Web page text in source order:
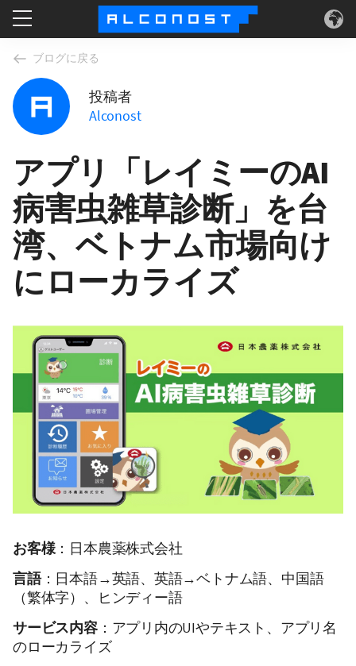
サービス
ユースケース
テクノロジー
会社情報
ブログに戻る
投稿者
Alconost
アプリ「レイミーのAI
病害虫雑草診断」を台
湾、ベトナム市場向け
にローカライズ
お客様：日本農薬株式会社
言語：日本語→英語、英語→ベトナム語、中国語
（繁体字）、ヒンディー語
サービス内容：アプリ内のUIやテキスト、アプリ名
のローカライズ